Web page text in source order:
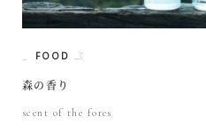
FOOD
森の香り
scent of the fores